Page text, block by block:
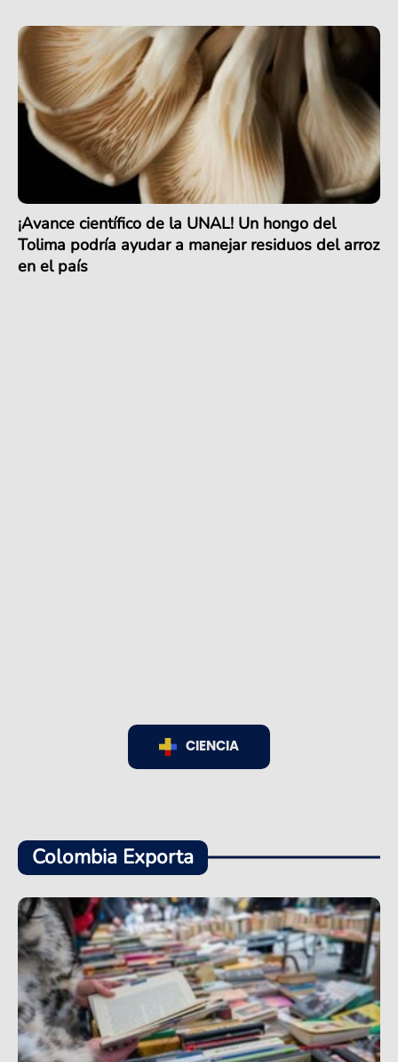
¡Avance científico de la UNAL! Un hongo del
Tolima podría ayudar a manejar residuos del arroz
en el país
CIENCIA
Colombia Exporta